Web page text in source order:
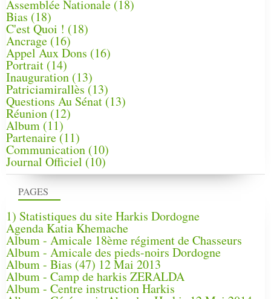
PAGES
1) Statistiques du site Harkis Dordogne
Agenda Katia Khemache
Album - Amicale 18ème régiment de Chasseurs
Album - Amicale des pieds-noirs Dordogne
Album - Bias (47) 12 Mai 2013
Album - Camp de harkis ZERALDA
Album - Centre instruction Harkis
Assemblée Nationale (18)
Bias (18)
C'est Quoi ! (18)
Ancrage (16)
Appel Aux Dons (16)
Portrait (14)
Inauguration (13)
Patriciamirallès (13)
Questions Au Sénat(13)
Réunion (12)
Album (11)
Partenaire(11)
Communication (10)
Journal Officiel (10)